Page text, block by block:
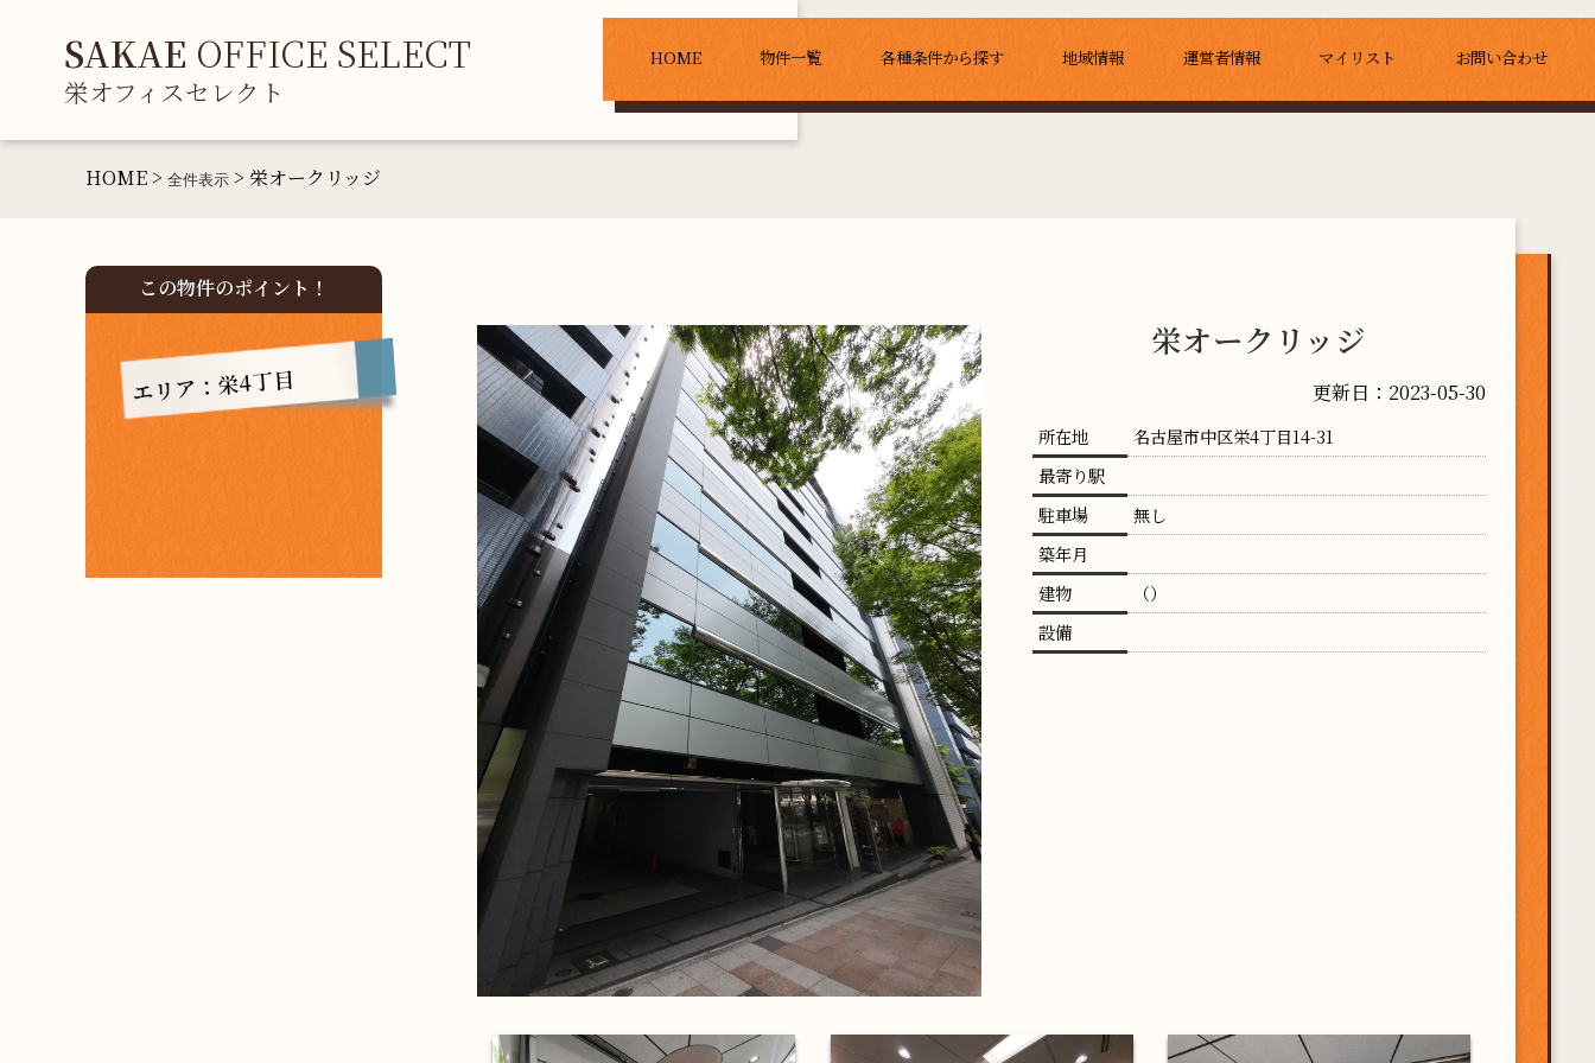
SAKAE OFFICE SELECT
栄オフィスセレクト
HOME 物件一覧 各種条件から探す 地域情報 運営者情報 マイリスト お問い合わせ
HOME > 全件表示 > 栄オークリッジ
栄オークリッジ
更新日：2023-05-30
所在地
名古屋市中区栄4丁目14-31
最寄り駅
駐車場
無し
築年月
建物
（）
設備
この物件のポイント！
エリア：栄4丁目